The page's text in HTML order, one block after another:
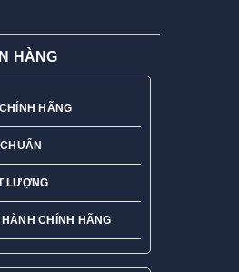
HÀNG
HÃNG
LƯỢNG
CHÍNH HÃNG